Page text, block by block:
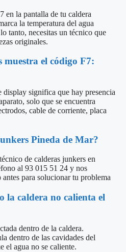
la pantalla de tu caldera
la temperatura del agua
tanto, necesitas un técnico que
originales.
el código F7:
display significa que hay presencia
solo que se encuentra
cable de corriente, placa
Pineda de Mar?
de calderas junkers en
al 93 015 51 24 y nos
para solucionar tu problema
la caldera no calienta el
dentro de la caldera.
dentro de las cavidades del
el agua no se caliente.